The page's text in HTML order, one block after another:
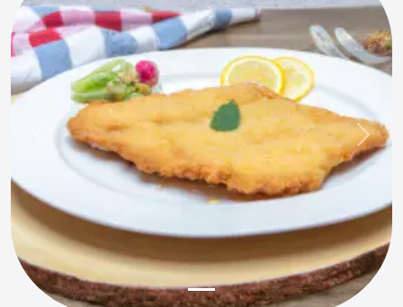
Previous Next